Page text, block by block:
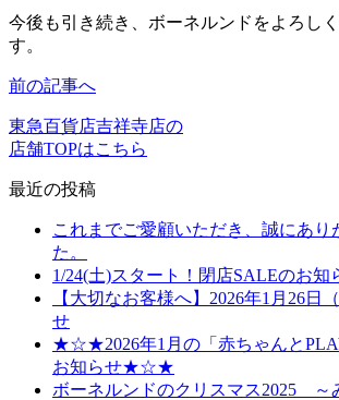
今後も引き続き、ボーネルンドをよろし
す。
前の記事へ
東急百貨店吉祥寺店の
店舗TOPはこちら
最近の投稿
これまでご愛顧いただき、誠にあり
た。
1/24(土)スタート！閉店SALEのお知
【大切なお客様へ】2026年1月26日
せ
★☆★2026年1月の「赤ちゃんと
お知らせ★☆★
ボーネルンドのクリスマス2025 ～